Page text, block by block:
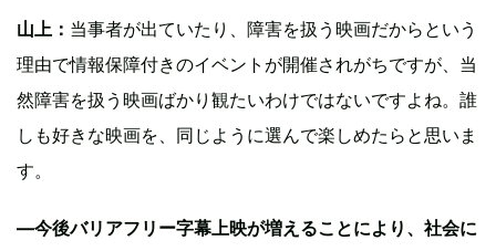
山上： 当事者が出ていたり、障害を扱う映画だからという
理由で情報保障付きのイベントが開催されがちですが、当
然障害を扱う映画ばかり観たいわけではないですよね。誰
しも好きな映画を、同じように選んで楽しめたらと思いま
す。
—今後バリアフリー字幕上映が増えることにより、社会に